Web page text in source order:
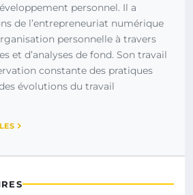
personnel. Il a
de l’entrepreneuriat numérique
personnelle à travers
et d’analyses de fond. Son travail
constante des pratiques
évolutions du travail